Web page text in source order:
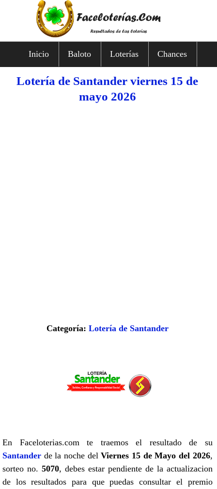
Inicio Baloto Loterías Chances
Lotería de Santander viernes 15 de
mayo 2026
Categoría: Lotería de Santander
En Faceloterias.com te traemos el resultado de su
Santander de la noche delViernes 15 de Mayo del 2026,
sorteo no. 5070, debes estar pendiente de la actualizacion
de los resultados para que puedas consultar el premio